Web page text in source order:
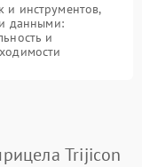
и инструментов,
данными:
и
Trijicon